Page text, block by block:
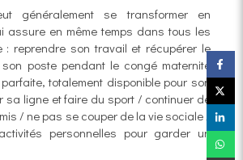
généralement se transformer en
assure en même temps dans tous les
: reprendre son travail et récupérer le
poste pendant le congé maternité
totalement disponible pour son
sa ligne et faire du sport / continuer de
/ ne pas se couper de la vie sociale /
personnelles pour garder un